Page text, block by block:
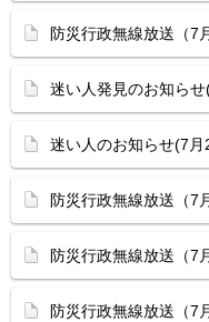
防災行政無線放送（7
迷い人発見のお知ら
迷い人のお知らせ(7
防災行政無線放送（7
防災行政無線放送（7
防災行政無線放送（7